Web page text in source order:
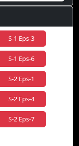
S-1 Eps-3
S-1 Eps-6
S-2 Eps-1
S-2 Eps-4
S-2 Eps-7